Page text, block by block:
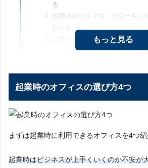
る
起業時のオフィス：コワーキン
借りる
起業時のオフィス：自宅で起業
自宅を起業時のオフィスとして
ィスという新たな選択肢
バーチャルオフィスなら、月
バーチャルオフィスとは
もっと見る
起業時のオフィスの選び方4つ
まずは起業時に利用できるオフィスを4つ紹
起業時はビジネスが上手くいくのか不安が